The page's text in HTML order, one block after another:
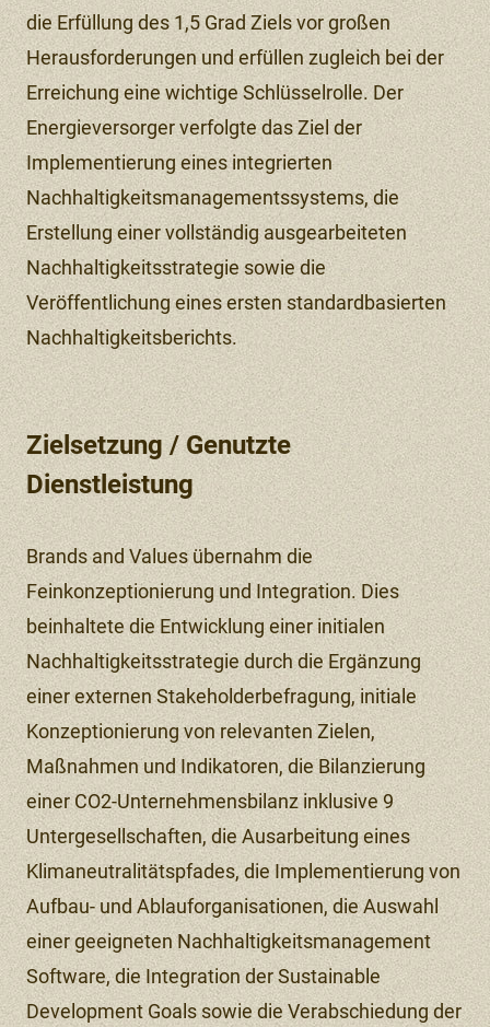
die Erfüllung des 1,5 Grad Ziels vor großen
Herausforderungen und erfüllen zugleich bei der
Erreichung eine wichtige Schlüsselrolle. Der
Energieversorger verfolgte das Ziel der
Implementierung eines integrierten
Nachhaltigkeitsmanagementssystems, die
Erstellung einer vollständig ausgearbeiteten
Nachhaltigkeitsstrategie sowie die
Veröffentlichung eines ersten standardbasierten
Nachhaltigkeitsberichts.
Zielsetzung / Genutzte
Dienstleistung
Brands and Values übernahm die
Feinkonzeptionierung und Integration. Dies
beinhaltete die Entwicklung einer initialen
Nachhaltigkeitsstrategie durch die Ergänzung
einer externen Stakeholderbefragung, initiale
Konzeptionierung von relevanten Zielen,
Maßnahmen und Indikatoren, die Bilanzierung
einer CO2-Unternehmensbilanz inklusive 9
Untergesellschaften, die Ausarbeitung eines
Klimaneutralitätspfades, die Implementierung von
Aufbau- und Ablauforganisationen, die Auswahl
einer geeigneten Nachhaltigkeitsmanagement
Software, die Integration der Sustainable
Development Goals sowie die Verabschiedung der